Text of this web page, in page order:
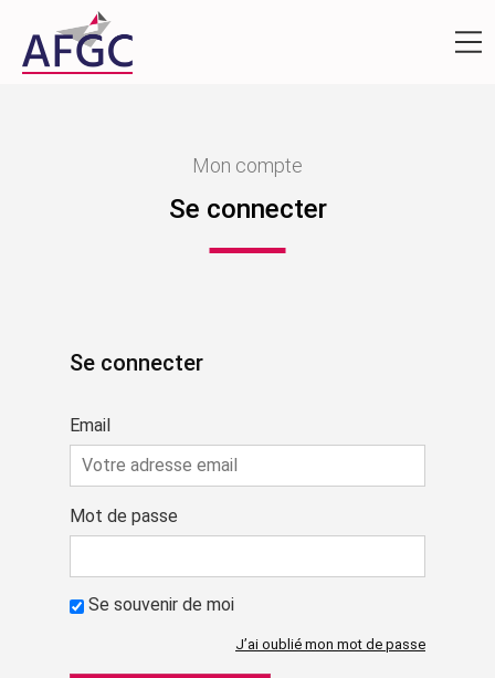
Mon compte
Se connecter
Se connecter
Email
Mot de passe
Se souvenir de moi
J’ai oublié mon mot de passe